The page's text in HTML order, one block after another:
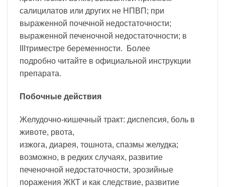
салицилатов или других не НПВП; при
выраженной почечной недостаточности;
выраженной печеночной недостаточности; в
IIIтриместре беременности. Более
подробно читайте в официальной инструкции
препарата.
Побочные действия
Желудочно-кишечный тракт: диспепсия, боль в
животе, рвота,
изжога, диарея, тошнота, спазмы желудка;
возможно, в редких случаях, развитие
печеночной недостаточности, эрозийные
поражения ЖКТ и как следствие, развитие